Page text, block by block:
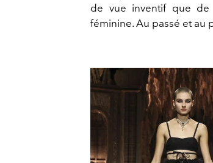
de vue inventif que de
féminine. Au passé et au